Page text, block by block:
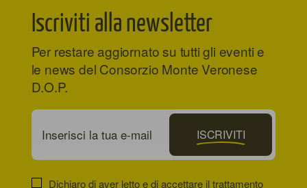
Iscriviti alla newsletter
Per restare aggiornato su tutti gli eventi e
le news del Consorzio Monte Veronese
D.O.P.
ISCRIVITI
Dichiaro di aver letto e di accettare iltrattamento